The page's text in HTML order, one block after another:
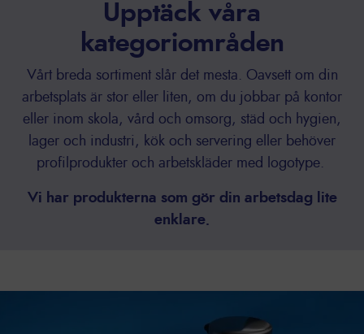
Upptäck våra
kategoriområden
Vårt breda sortiment slår det mesta. Oavsett om din
arbetsplats är stor eller liten, om du jobbar på kontor
eller inom skola, vård och omsorg, städ och hygien,
lager och industri, kök och servering eller behöver
profilprodukter och arbetskläder med logotype.
Vi har produkterna som gör din arbetsdag lite
enklare.